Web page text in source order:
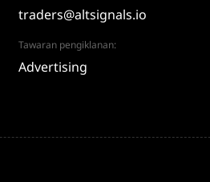
traders@altsignals.io
Tawaran pengiklanan:
Advertising